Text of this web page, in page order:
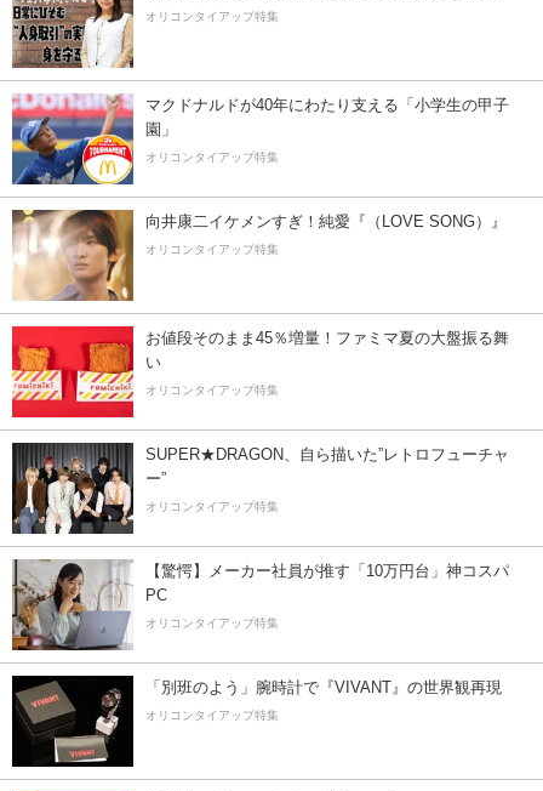
オリコンタイアップ特集
マクドナルドが40年にわたり支える「小学生の甲子
園」
オリコンタイアップ特集
向井康二イケメンすぎ！純愛『（LOVE SONG）』
オリコンタイアップ特集
お値段そのまま45％増量！ファミマ夏の大盤振る舞
い
オリコンタイアップ特集
SUPER★DRAGON、自ら描いた”レトロフューチャ
ー”
オリコンタイアップ特集
【驚愕】メーカー社員が推す「10万円台」神コスパ
PC
オリコンタイアップ特集
「別班のよう」腕時計で『VIVANT』の世界観再現
オリコンタイアップ特集